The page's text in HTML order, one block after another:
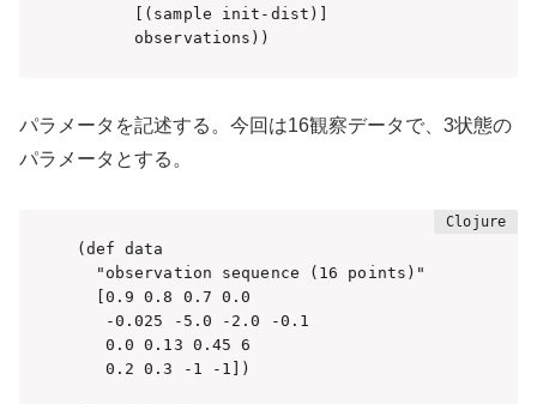
      [(sample init-dist)]
      observations))
パラメータを記述する。今回は16観察データで、3状態の
パラメータとする。
(def data
  "observation sequence (16 points)"
  [0.9 0.8 0.7 0.0
   -0.025 -5.0 -2.0 -0.1
   0.0 0.13 0.45 6
   0.2 0.3 -1 -1])